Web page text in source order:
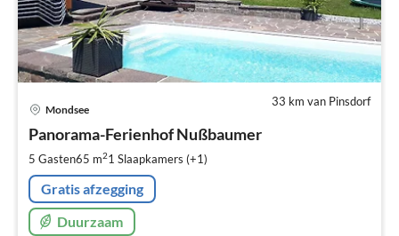
33 km van Pinsdorf
Mondsee
Panorama-Ferienhof Nußbaumer
5 Gasten65 m21 Slaapkamers (+1)
Gratis afzegging
Duurzaam